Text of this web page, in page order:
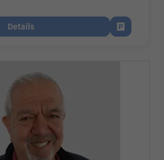
Details
Fahrzeug